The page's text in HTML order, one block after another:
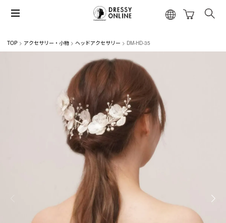
TOP アクセサリー・小物 ヘッドアクセサリー DM-HD-35